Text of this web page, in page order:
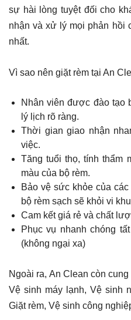
sự hài lòng tuyệt đối cho
nhận và xử lý mọi phản hồi
nhất.
Vì sao nên giặt rèm tại An
Nhân viên được đào tạo
lý lịch rõ ràng.
Thời gian giao nhận
việc.
Tăng tuổi thọ, tính thẩm
màu của bộ rèm.
Bảo vệ sức khỏe của
bộ rèm sạch sẽ khỏi vi
Cam kết giá rẻ và chất
Phục vụ nhanh chóng
(không ngại xa)
Ngoài ra, An Clean còn
Vệ sinh máy lạnh, Vệ sinh
Giặt rèm, Vệ sinh công